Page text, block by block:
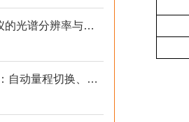
优化785拉曼光谱仪的光谱分辨率与灵敏度
光电功率计的实现：自动量程切换、温度补偿与数字滤波技术